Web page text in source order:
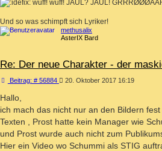
wuff! wuff! JAUL? JÅUL!
Und so was schimpft sich Lyriker!
methusalix
AsterIX Bard
Re: Der neue Charakter - der
Beitrag: # 56884Beitrag
20. Oktober 2017 16:19
Hallo,
ich mach das nicht nur an den Bildern
Texten , Prost hatte kein Manager wie
und Prost wurde auch nicht zum
Hier ein Video wo Schummi als STIG